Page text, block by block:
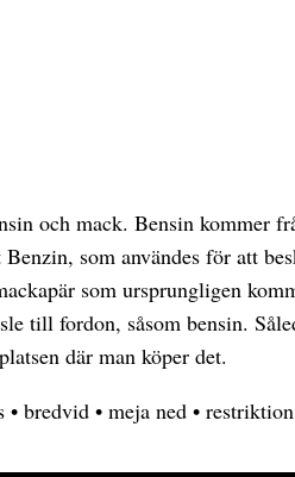
och mack. Bensin kommer
som användes för att
som ursprungligen
till fordon, såsom bensin.
där man köper det.
• bredvid • meja ned • restriktion